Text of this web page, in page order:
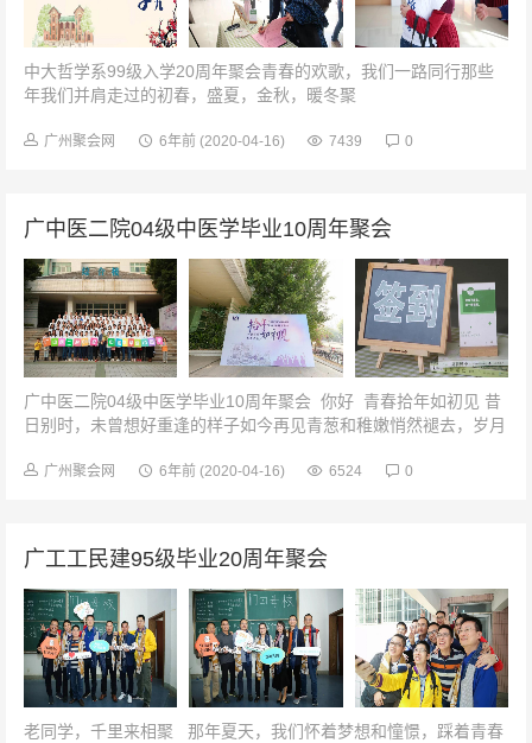
中大哲学系99级入学20周年聚会青春的欢歌，我们一路同行那些
年我们并肩走过的初春，盛夏，金秋，暖冬聚
广州聚会网 6年前 (2020-04-16) 7439 0
广中医二院04级中医学毕业10周年聚会
广中医二院04级中医学毕业10周年聚会 你好 青春拾年如初见 昔
日别时，未曾想好重逢的样子如今再见青葱和稚嫩悄然褪去，岁月
广州聚会网 6年前 (2020-04-16) 6524 0
广工工民建95级毕业20周年聚会
老同学，千里来相聚 那年夏天，我们怀着梦想和憧憬，踩着青春